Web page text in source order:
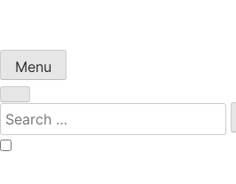
Menu
Search
for: